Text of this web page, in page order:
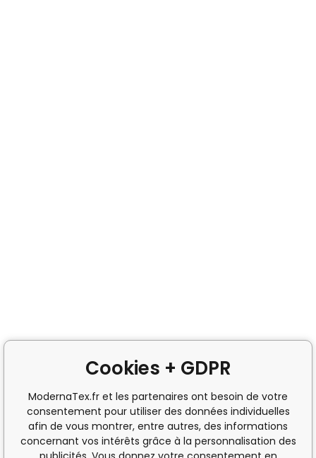
Cookies + GDPR
ModernaTex.fr et les partenaires ont besoin de votre
consentement pour utiliser des données individuelles
afin de vous montrer, entre autres, des informations
concernant vos intérêts grâce à la personnalisation des